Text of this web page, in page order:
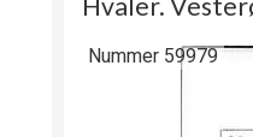
Nummer 59979